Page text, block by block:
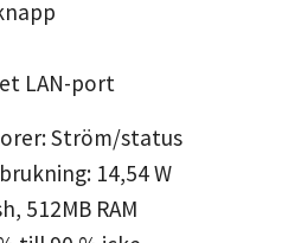
LAN-port
Ström/status
14,54 W
512MB RAM